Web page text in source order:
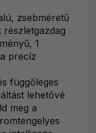
zsebméretű
1
precíz
függőleges
lehetővé
meg a